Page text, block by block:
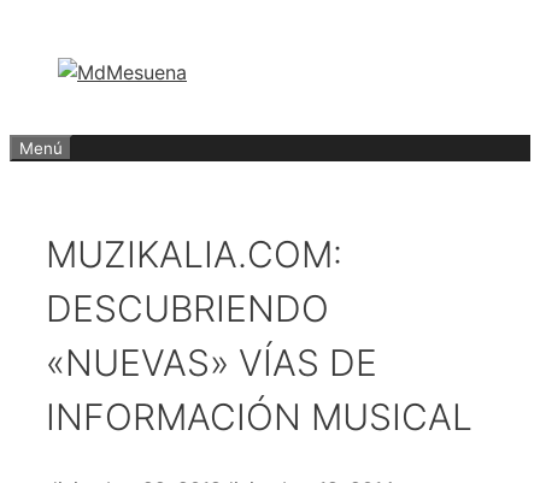
contenido
Menú
MUZIKALIA.COM:
DESCUBRIENDO
«NUEVAS» VÍAS DE
INFORMACIÓN MUSICAL